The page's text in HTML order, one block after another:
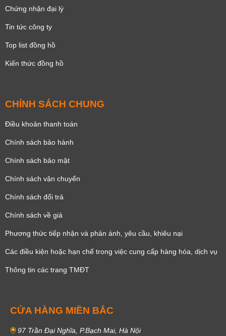
Chứng nhận đại lý
Tin tức công ty
Top list đồng hồ
Kiến thức đồng hồ
CHÍNH SÁCH CHUNG
Điều khoản thanh toán
Chính sách bảo hành
Chính sách bảo mật
Chính sách vận chuyển
Chính sách đổi trả
Chính sách về giá
Phương thức tiếp nhận và phản ánh, yêu cầu, khiêu nại
Các điều kiện hoặc hạn chế trong việc cung cấp hàng hóa, dịch vụ
Thông tin các trang TMĐT
CỬA HÀNG MIỀN BẮC
97 Trần Đại Nghĩa, P.Bạch Mai, Hà Nội